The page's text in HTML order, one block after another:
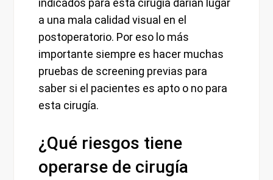
indicados para esta cirugía darían lugar
a una mala calidad visual en el
postoperatorio. Por eso lo más
importante siempre es hacer muchas
pruebas de screening previas para
saber si el pacientes es apto o no para
esta cirugía.
¿Qué riesgos tiene
operarse de cirugía